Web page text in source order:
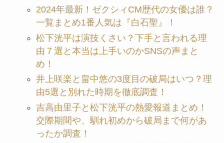
2024年最新！ゼクシィCM歴代の女優は誰？
一覧まとめ1番人気は『白石聖』！
松下洸平は演技くさい？下手と言われる理
由７選と本当は上手いのかSNSの声まと
め！
井上咲楽と畠中悠の3度目の破局はいつ？理
由5選と別れた時期を徹底調査！
吉高由里子と松下洸平の熱愛報道まとめ！
交際期間や、馴れ初めから破局まで何があ
ったか調査！